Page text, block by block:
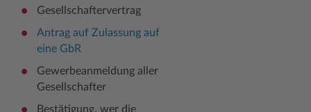
Gesellschaftervertrag
Antrag auf Zulassung auf
eine GbR
Gewerbeanmeldung aller
Gesellschafter
Bestätigung, wer die